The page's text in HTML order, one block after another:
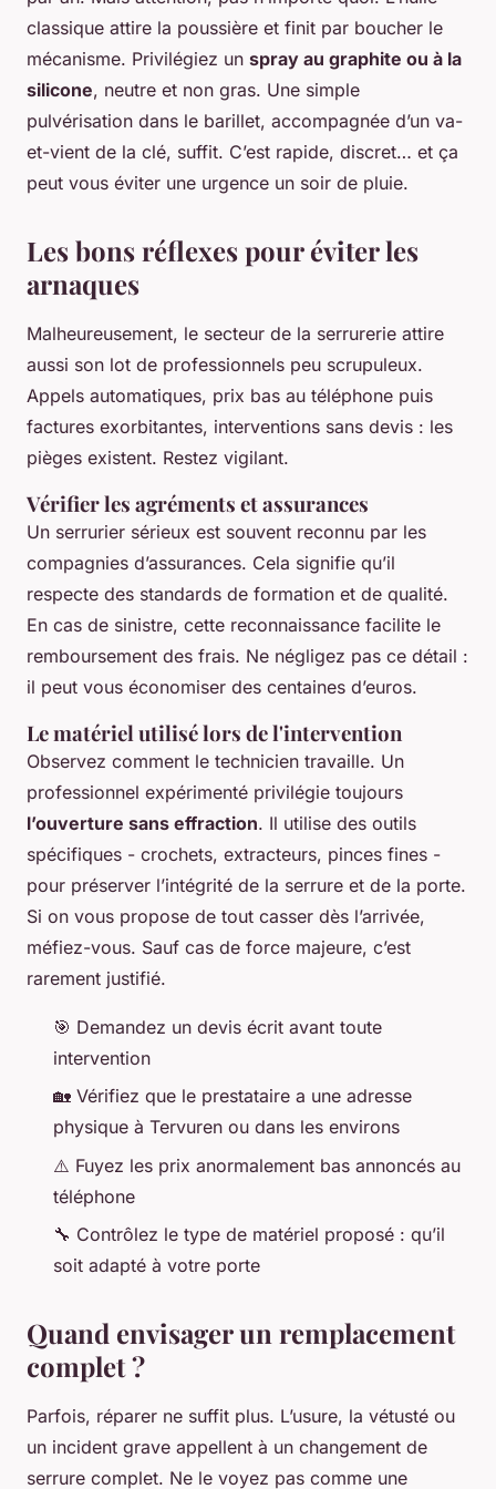
classique attire la poussière et finit par boucher le
mécanisme. Privilégiez un spray au graphite ou à la
silicone, neutre et non gras. Une simple
pulvérisation dans le barillet, accompagnée d’un va-
et-vient de la clé, suffit. C’est rapide, discret… et ça
peut vous éviter une urgence un soir de pluie.
Les bons réflexes pour éviter les
arnaques
Malheureusement, le secteur de la serrurerie attire
aussi son lot de professionnels peu scrupuleux.
Appels automatiques, prix bas au téléphone puis
factures exorbitantes, interventions sans devis : les
pièges existent. Restez vigilant.
Vérifier les agréments et assurances
Un serrurier sérieux est souvent reconnu par les
compagnies d’assurances. Cela signifie qu’il
respecte des standards de formation et de qualité.
En cas de sinistre, cette reconnaissance facilite le
remboursement des frais. Ne négligez pas ce détail :
il peut vous économiser des centaines d’euros.
Le matériel utilisé lors de l'intervention
Observez comment le technicien travaille. Un
professionnel expérimenté privilégie toujours
l’ouverture sans effraction. Il utilise des outils
spécifiques - crochets, extracteurs, pinces fines -
pour préserver l’intégrité de la serrure et de la porte.
Si on vous propose de tout casser dès l’arrivée,
méfiez-vous. Sauf cas de force majeure, c’est
rarement justifié.
🎯 Demandez un devis écrit avant toute
intervention
🏡 Vérifiez que le prestataire a une adresse
physique à Tervuren ou dans les environs
⚠️ Fuyez les prix anormalement bas annoncés au
téléphone
🔧 Contrôlez le type de matériel proposé : qu’il
soit adapté à votre porte
Quand envisager un remplacement
complet ?
Parfois, réparer ne suffit plus. L’usure, la vétusté ou
un incident grave appellent à un changement de
serrure complet. Ne le voyez pas comme une